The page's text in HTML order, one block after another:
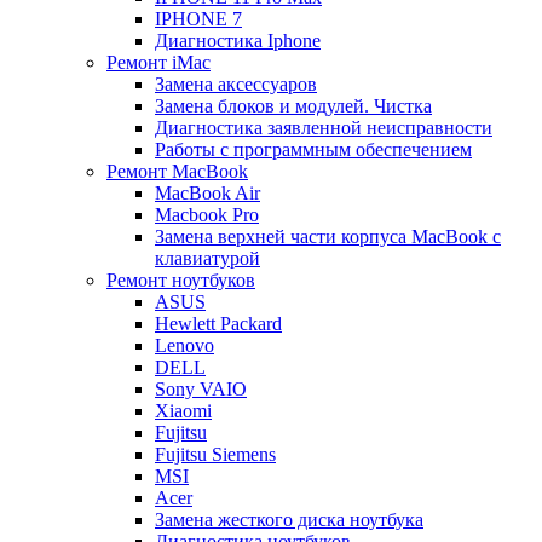
IPHONE 7
Диагностика Iphone
Ремонт iMac
Замена аксессуаров
Замена блоков и модулей. Чистка
Диагностика заявленной неисправности
Работы с программным обеспечением
Ремонт MacBook
MacBook Air
Macbook Pro
Замена верхней части корпуса MacBook с
клавиатурой
Ремонт ноутбуков
ASUS
Hewlett Packard
Lenovo
DELL
Sony VAIO
Xiaomi
Fujitsu
Fujitsu Siemens
MSI
Acer
Замена жесткого диска ноутбука